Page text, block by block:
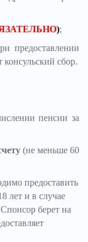
);
предоставлении
консульский сбор.
пенсии за
(не меньше 60
предоставить
лет и в случае
берет на